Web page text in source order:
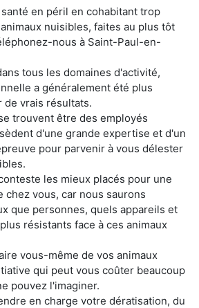
en péril en cohabitant trop
nuisibles, faites au plus tôt
nous à Saint-Paul-en-
tous les domaines d'activité,
a généralement été plus
vrais résultats.
trouvent être des employés
d'une grande expertise et d'un
pour parvenir à vous délester
les mieux placés pour une
vous, car nous saurons
que personnes, quels appareils et
résistants face à ces animaux
vous-même de vos animaux
qui peut vous coûter beaucoup
pouvez l'imaginer.
en charge votre dératisation, du